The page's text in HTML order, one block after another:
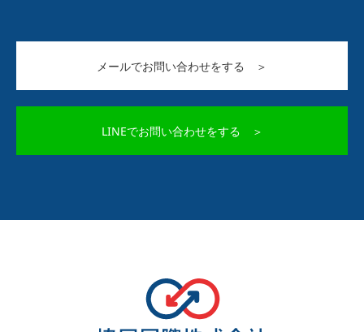
メールでお問い合わせをする ＞
LINEでお問い合わせをする ＞